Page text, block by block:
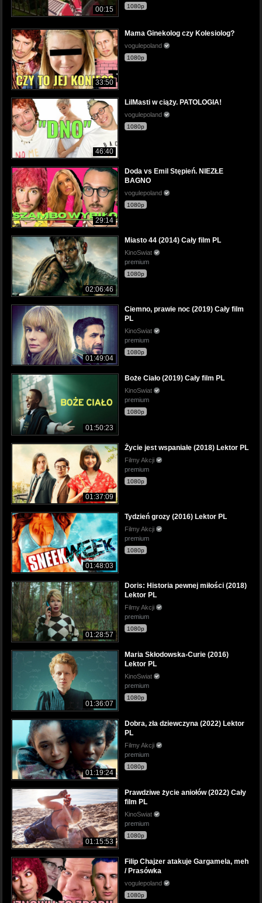
00:15 1080p
33:50
Mama Ginekolog czy Kolesiolog?
vogulepoland
1080p
46:40
LilMasti w ciąży. PATOLOGIA!
vogulepoland
1080p
29:14
Doda vs Emil Stępień. NIEZŁE
BAGNO
vogulepoland
1080p
02:06:46
Miasto 44 (2014) Cały film PL
KinoSwiat
premium
1080p
01:49:04
Ciemno, prawie noc (2019) Cały film
PL
KinoSwiat
premium
1080p
01:50:23
Boże Ciało (2019) Cały film PL
KinoSwiat
premium
1080p
01:37:09
Życie jest wspaniałe (2018) Lektor PL
Filmy Akcji
premium
1080p
01:48:03
Tydzień grozy (2016) Lektor PL
Filmy Akcji
premium
1080p
01:28:57
Doris: Historia pewnej miłości (2018)
Lektor PL
Filmy Akcji
premium
1080p
01:36:07
Maria Skłodowska-Curie (2016)
Lektor PL
KinoSwiat
premium
1080p
01:19:24
Dobra, zła dziewczyna (2022) Lektor
PL
Filmy Akcji
premium
1080p
01:15:53
Prawdziwe życie aniołów (2022) Cały
film PL
KinoSwiat
premium
1080p
Filip Chajzer atakuje Gargamela, meh
/ Prasówka
vogulepoland
1080p